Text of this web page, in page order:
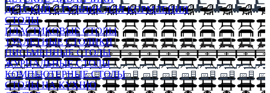
ДЕТСКИЙ СТУЛЬЧИК ДЛЯ КОРМЛЕНИЯ
СТОЛЫ
ПЛАСТИКОВЫЕ СТОЛЫ
ТУАЛЕТНЫЕ СТОЛИКИ
ПИСЬМЕННЫЕ СТОЛЫ
ЖУРНАЛЬНЫЕ СТОЛЫ
КОМПЬЮТЕРНЫЕ СТОЛЫ
СТОЛЫ НА КУХНЮ